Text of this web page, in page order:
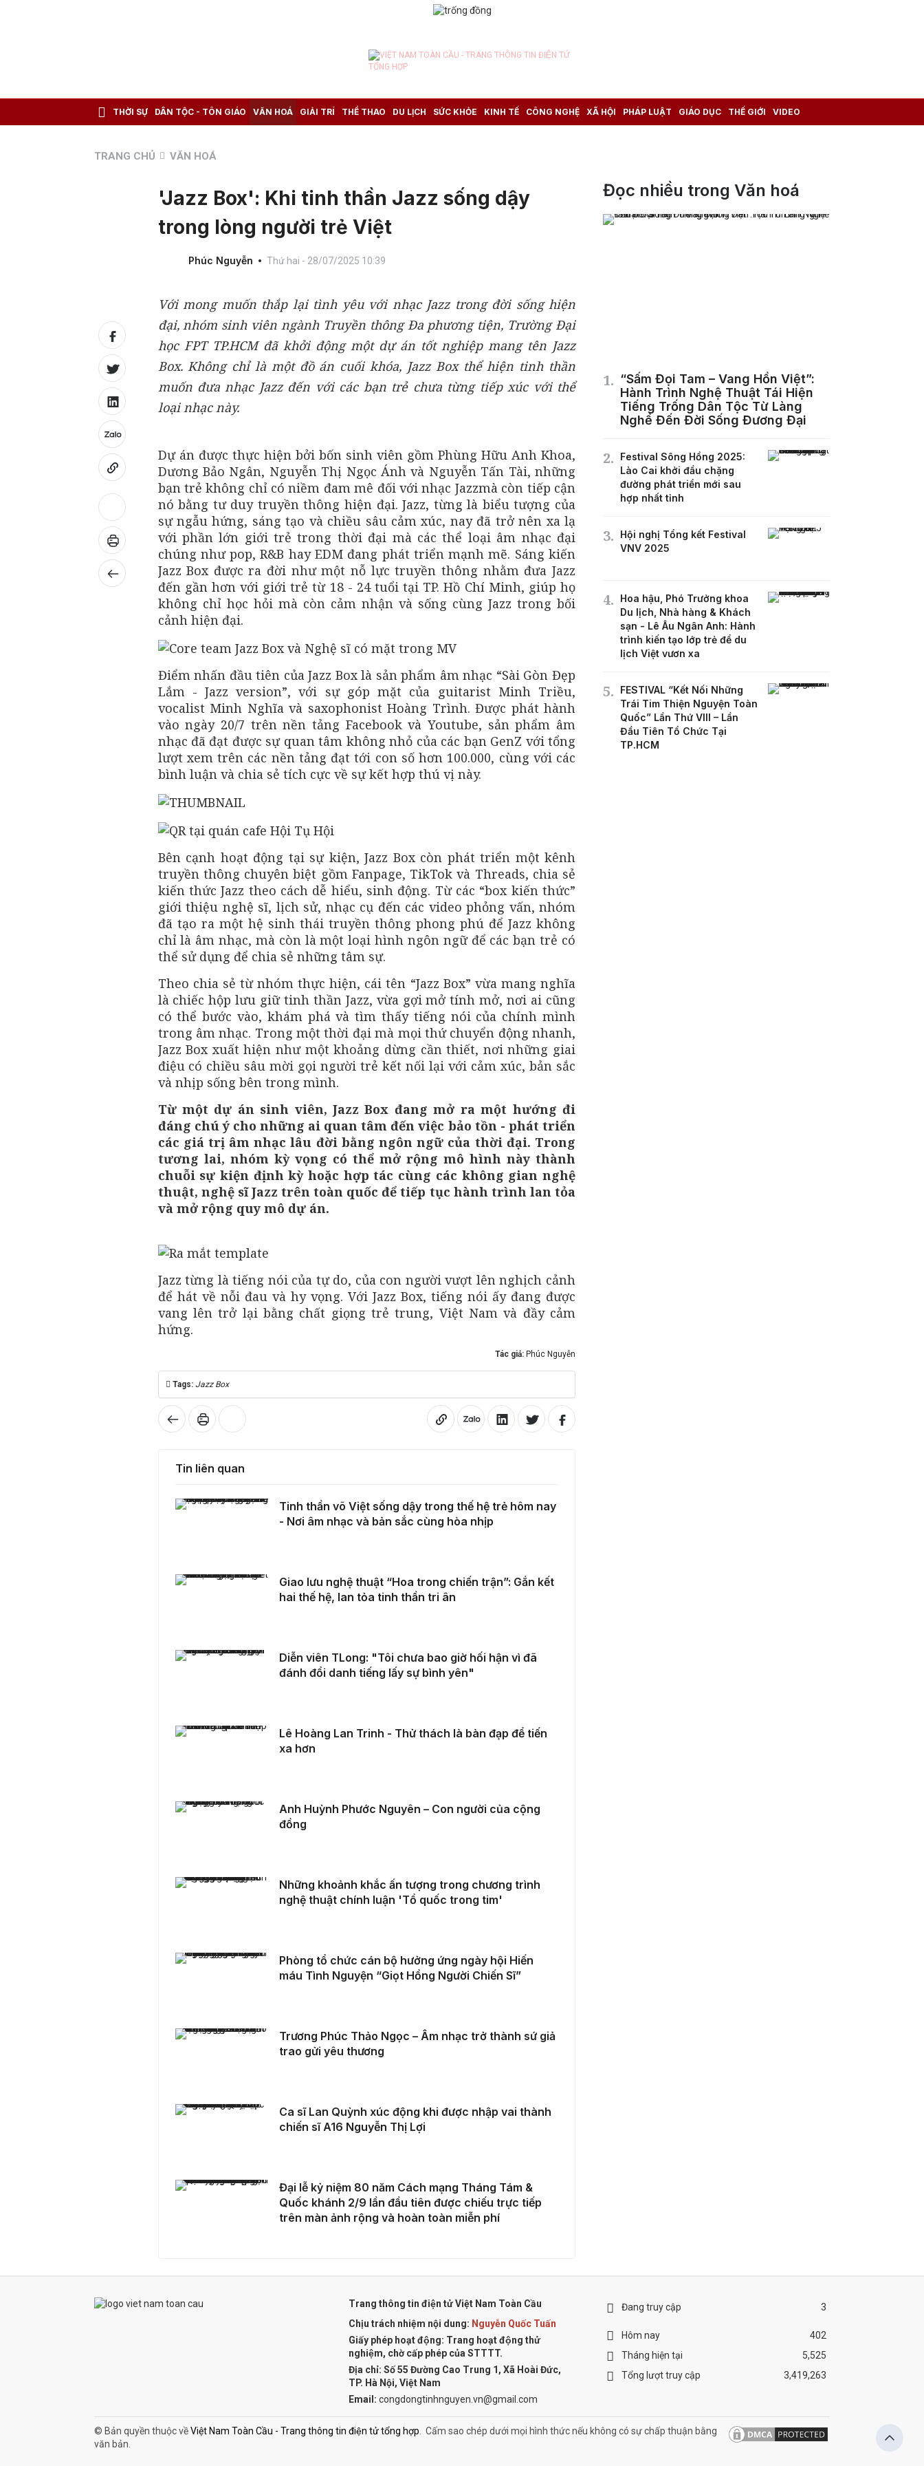
THỜI SỰ DÂN TỘC - TÔN GIÁO VĂN HOÁ GIẢI TRÍ THỂ THAO DU LỊCH SỨC KHỎE KINH TẾ CÔNG NGHỆ XÃ HỘI PHÁP LUẬT GIÁO DỤC THẾ GIỚI VIDEO
TRANG CHỦ VĂN HOÁ
'Jazz Box': Khi tinh thần Jazz sống dậy
trong lòng người trẻ Việt
Phúc Nguyễn Thứ hai - 28/07/2025 10:39
Với mong muốn thắp lại tình yêu với nhạc Jazz trong đời sống hiện
đại, nhóm sinh viên ngành Truyền thông Đa phương tiện, Trường Đại
học FPT TP.HCM đã khởi động một dự án tốt nghiệp mang tên Jazz
Box. Không chỉ là một đồ án cuối khóa, Jazz Box thể hiện tinh thần
muốn đưa nhạc Jazz đến với các bạn trẻ chưa từng tiếp xúc với thể
loại nhạc này.
Dự án được thực hiện bởi bốn sinh viên gồm Phùng Hữu Anh Khoa,
Dương Bảo Ngân, Nguyễn Thị Ngọc Ánh và Nguyễn Tấn Tài, những
bạn trẻ không chỉ có niềm đam mê đối với nhạc Jazzmà còn tiếp cận
nó bằng tư duy truyền thông hiện đại. Jazz, từng là biểu tượng của
sự ngẫu hứng, sáng tạo và chiều sâu cảm xúc, nay đã trở nên xa lạ
với phần lớn giới trẻ trong thời đại mà các thể loại âm nhạc đại
chúng như pop, R&B hay EDM đang phát triển mạnh mẽ. Sáng kiến
Jazz Box được ra đời như một nỗ lực truyền thông nhằm đưa Jazz
đến gần hơn với giới trẻ từ 18 - 24 tuổi tại TP. Hồ Chí Minh, giúp họ
không chỉ học hỏi mà còn cảm nhận và sống cùng Jazz trong bối
cảnh hiện đại.
Điểm nhấn đầu tiên của Jazz Box là sản phẩm âm nhạc “Sài Gòn Đẹp
Lắm - Jazz version”, với sự góp mặt của guitarist Minh Triều,
vocalist Minh Nghĩa và saxophonist Hoàng Trình. Được phát hành
vào ngày 20/7 trên nền tảng Facebook và Youtube, sản phẩm âm
nhạc đã đạt được sự quan tâm không nhỏ của các bạn GenZ với tổng
lượt xem trên các nền tảng đạt tới con số hơn 100.000, cùng với các
bình luận và chia sẻ tích cực về sự kết hợp thú vị này.
Bên cạnh hoạt động tại sự kiện, Jazz Box còn phát triển một kênh
truyền thông chuyên biệt gồm Fanpage, TikTok và Threads, chia sẻ
kiến thức Jazz theo cách dễ hiểu, sinh động. Từ các “box kiến thức”
giới thiệu nghệ sĩ, lịch sử, nhạc cụ đến các video phỏng vấn, nhóm
đã tạo ra một hệ sinh thái truyền thông phong phú để Jazz không
chỉ là âm nhạc, mà còn là một loại hình ngôn ngữ để các bạn trẻ có
thể sử dụng để chia sẻ những tâm sự.
Theo chia sẻ từ nhóm thực hiện, cái tên “Jazz Box” vừa mang nghĩa
là chiếc hộp lưu giữ tinh thần Jazz, vừa gợi mở tính mở, nơi ai cũng
có thể bước vào, khám phá và tìm thấy tiếng nói của chính mình
trong âm nhạc. Trong một thời đại mà mọi thứ chuyển động nhanh,
Jazz Box xuất hiện như một khoảng dừng cần thiết, nơi những giai
điệu có chiều sâu mời gọi người trẻ kết nối lại với cảm xúc, bản sắc
và nhịp sống bên trong mình.
Từ một dự án sinh viên, Jazz Box đang mở ra một hướng đi
đáng chú ý cho những ai quan tâm đến việc bảo tồn - phát triển
các giá trị âm nhạc lâu đời bằng ngôn ngữ của thời đại. Trong
tương lai, nhóm kỳ vọng có thể mở rộng mô hình này thành
chuỗi sự kiện định kỳ hoặc hợp tác cùng các không gian nghệ
thuật, nghệ sĩ Jazz trên toàn quốc để tiếp tục hành trình lan tỏa
và mở rộng quy mô dự án.
Jazz từng là tiếng nói của tự do, của con người vượt lên nghịch cảnh
để hát về nỗi đau và hy vọng. Với Jazz Box, tiếng nói ấy đang được
vang lên trở lại bằng chất giọng trẻ trung, Việt Nam và đầy cảm
hứng.
Tác giả: Phúc Nguyễn
Tags: Jazz Box
Tin liên quan
Tinh thần võ Việt sống dậy trong thế hệ trẻ hôm nay - Nơi âm nhạc và bản sắc cùng hòa nhịp
Tinh thần võ Việt sống dậy trong thế hệ trẻ hôm nay
- Nơi âm nhạc và bản sắc cùng hòa nhịp
Giao lưu nghệ thuật “Hoa trong chiến trận”: Gắn kết hai thế hệ, lan tỏa tinh thần tri ân
Giao lưu nghệ thuật “Hoa trong chiến trận”: Gắn kết
hai thế hệ, lan tỏa tinh thần tri ân
Diễn viên TLong: "Tôi chưa bao giờ hối hận vì đã đánh đổi danh tiếng lấy sự bình yên"
Diễn viên TLong: "Tôi chưa bao giờ hối hận vì đã
đánh đổi danh tiếng lấy sự bình yên"
Lê Hoàng Lan Trinh - Thử thách là bàn đạp để tiến xa hơn
Lê Hoàng Lan Trinh - Thử thách là bàn đạp để tiến
xa hơn
Anh Huỳnh Phước Nguyên – Con người của cộng đồng
Anh Huỳnh Phước Nguyên – Con người của cộng
đồng
Những khoảnh khắc ấn tượng trong chương trình nghệ thuật chính luận 'Tổ quốc trong tim'
Những khoảnh khắc ấn tượng trong chương trình
nghệ thuật chính luận 'Tổ quốc trong tim'
Phòng tổ chức cán bộ hưởng ứng ngày hội Hiến máu Tình Nguyện “Giọt Hồng Người Chiến Sĩ”
Phòng tổ chức cán bộ hưởng ứng ngày hội Hiến
máu Tình Nguyện “Giọt Hồng Người Chiến Sĩ”
Trương Phúc Thảo Ngọc – Âm nhạc trở thành sứ giả trao gửi yêu thương
Trương Phúc Thảo Ngọc – Âm nhạc trở thành sứ giả
trao gửi yêu thương
Ca sĩ Lan Quỳnh xúc động khi được nhập vai thành chiến sĩ A16 Nguyễn Thị Lợi
Ca sĩ Lan Quỳnh xúc động khi được nhập vai thành
chiến sĩ A16 Nguyễn Thị Lợi
Đại lễ kỷ niệm 80 năm Cách mạng Tháng Tám & Quốc khánh 2/9 lần đầu tiên được chiếu trực tiếp trên màn ảnh rộng và hoàn toàn miễn phí
Đại lễ kỷ niệm 80 năm Cách mạng Tháng Tám &
Quốc khánh 2/9 lần đầu tiên được chiếu trực tiếp
trên màn ảnh rộng và hoàn toàn miễn phí
Đọc nhiều trong Văn hoá
“Sấm Đọi Tam – Vang Hồn Việt”:
Hành Trình Nghệ Thuật Tái Hiện
Tiếng Trống Dân Tộc Từ Làng
Nghề Đến Đời Sống Đương Đại
Festival Sông Hồng 2025:
Lào Cai khởi đầu chặng
đường phát triển mới sau
hợp nhất tỉnh
Hội nghị Tổng kết Festival
VNV 2025
Hoa hậu, Phó Trưởng khoa
Du lịch, Nhà hàng & Khách
sạn - Lê Âu Ngân Anh: Hành
trình kiến tạo lớp trẻ để du
lịch Việt vươn xa
FESTIVAL “Kết Nối Những
Trái Tim Thiện Nguyện Toàn
Quốc” Lần Thứ VIII – Lần
Đầu Tiên Tổ Chức Tại
TP.HCM
Trang thông tin điện tử Việt Nam Toàn Cầu
Chịu trách nhiệm nội dung: Nguyễn Quốc Tuấn
Giấy phép hoạt động: Trang hoạt động thử
nghiệm, chờ cấp phép của STTTT.
Địa chỉ: Số 55 Đường Cao Trung 1, Xã Hoài Đức,
TP. Hà Nội, Việt Nam
Email: congdongtinhnguyen.vn@gmail.com
Đang truy cập 3
Hôm nay
402
Tháng hiện tại
5,525
Tổng lượt truy cập
3,419,263
© Bản quyền thuộc vềViệt Nam Toàn Cầu - Trang thông tin điện tử tổng hợp. Cấm sao chép dưới mọi hình thức nếu không có sự chấp thuận bằng
văn bản.